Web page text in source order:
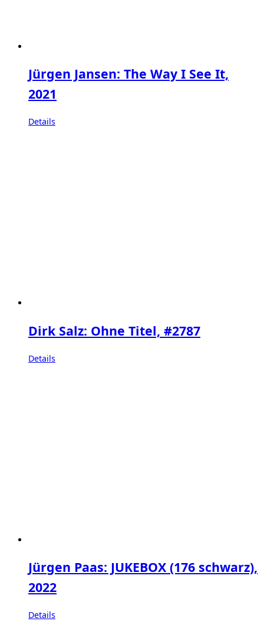
Jürgen Jansen: The Way I See It,
2021
Details
Dirk Salz: Ohne Titel, #2787
Details
Jürgen Paas: JUKEBOX (176 schwarz),
2022
Details